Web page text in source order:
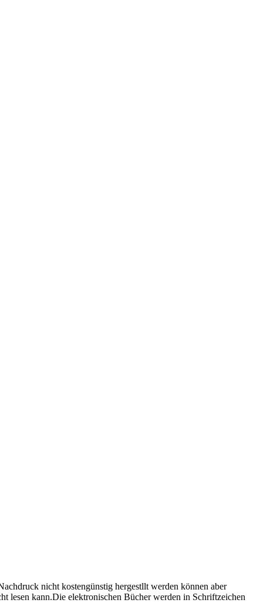
nicht kostengünstig hergestllt werden können aber
lesen kann.Die elektronischen Bücher werden in Schriftzeichen